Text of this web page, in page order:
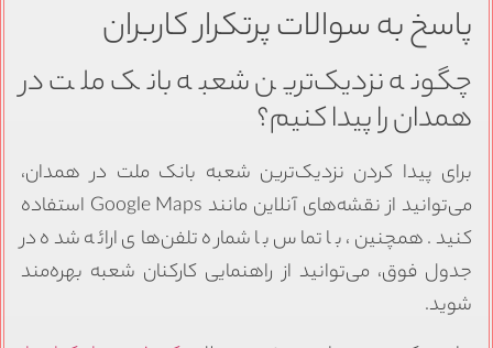
پاسخ به سوالات پرتکرار کاربران
چگونه نزدیک‌ترین شعبه بانک ملت در
همدان را پیدا کنیم؟
برای پیدا کردن نزدیک‌ترین شعبه بانک ملت در همدان،
می‌توانید از نقشه‌های آنلاین مانند Google Maps استفاده
کنید. همچنین، با تماس با شماره تلفن‌های ارائه شده در
جدول فوق، می‌توانید از راهنمایی کارکنان شعبه بهره‌مند
شوید.